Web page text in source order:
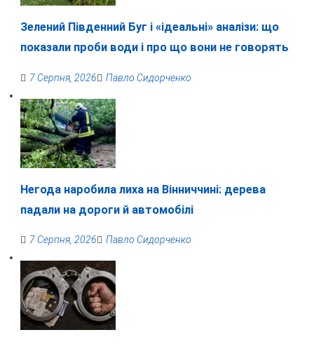
Зелений Південний Буг і «ідеальні» аналізи: що
показали проби води і про що вони не говорять
7 Серпня, 2026 Павло Сидорченко
Негода наробила лиха на Вінниччині: дерева
падали на дороги й автомобілі
7 Серпня, 2026 Павло Сидорченко